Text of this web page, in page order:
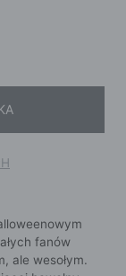
fanów
ale wesołym.